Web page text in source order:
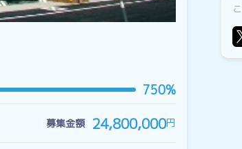
750%
募集金額 24,800,000円